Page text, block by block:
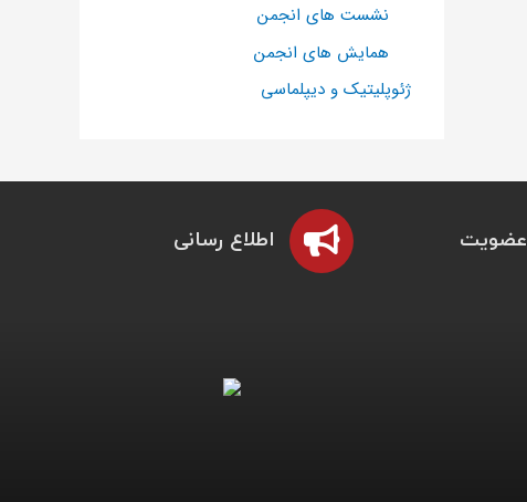
نشست های انجمن
همایش های انجمن
ژئوپلیتیک و دیپلماسی
عضویت اطلاع رسانی